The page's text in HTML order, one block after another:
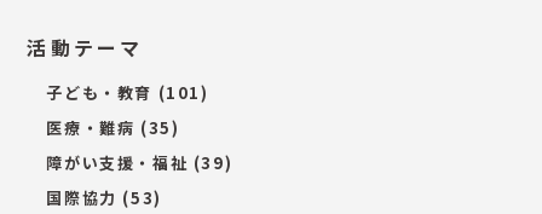
活動テーマ
子ども・教育 (101)
医療・難病 (35)
障がい支援・福祉 (39)
国際協力 (53)